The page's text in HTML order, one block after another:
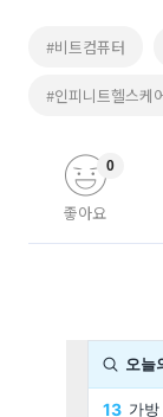
#비트컴퓨터
#인피니트헬스케
좋아요
0